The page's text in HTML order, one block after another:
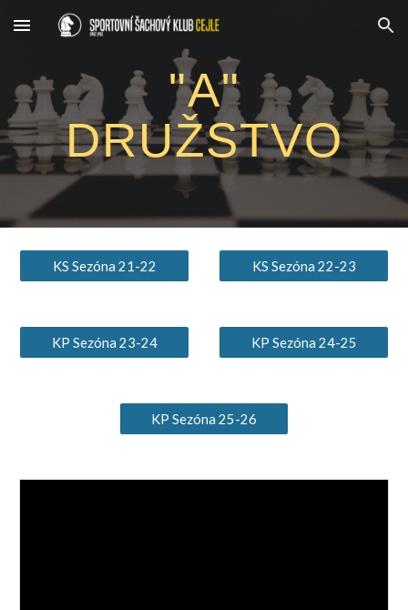
Skip to main content Skip to navigation
"A"
DRUŽSTVO
KS Sezóna 21-22 KS Sezóna 22-23
KP Sezóna 23-24 KP Sezóna 24-25
KP Sezóna 25-26